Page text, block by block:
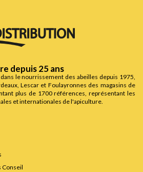
depuis 25 ans
le nourrissement des abeilles depuis 1975,
Lescar et Foulayronnes des magasins de
plus de 1700 références, représentant les
et internationales de l'apiculture.
Conseil